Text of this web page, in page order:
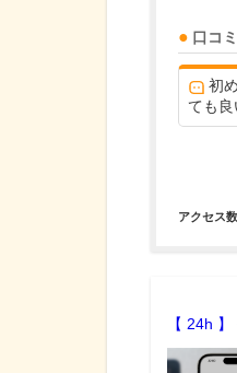
口コミ
初
ても良
アクセス数
【 24h